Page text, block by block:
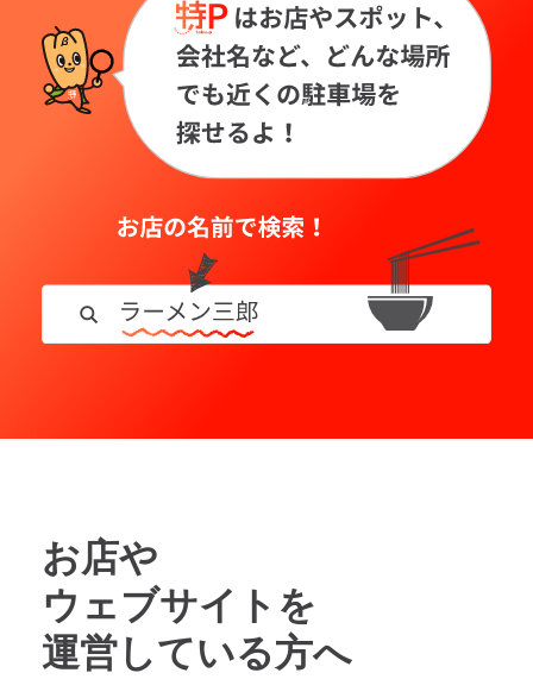
お店や
ウェブサイトを
運営している方へ